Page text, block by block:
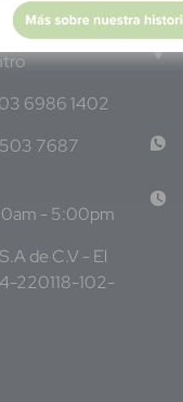
Av Nte,
9, San
6986 1402
7687
- 5:00pm
de C.V - El
220118-102-